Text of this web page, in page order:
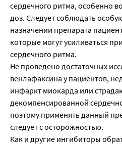
сердечного ритма, особенно
доз. Следует соблюдать
назначении препарата
которые могут усиливаться
сердечного ритма.
Не проведено достаточных
венлафаксина у пациентов,
инфаркт миокарда или
декомпенсированной
поэтому применять данный
следует с осторожностью.
Как и другие ингибиторы